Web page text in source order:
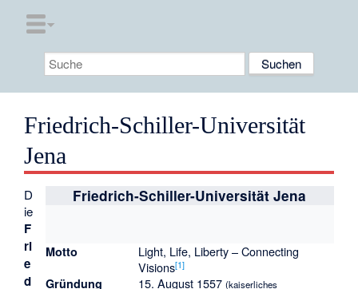
Friedrich-Schiller-Universität
Jena
Friedrich-Schiller-Universität Jena
Motto
Light, Life, Liberty – Connecting
Visions[1]
Gründung 15. August 1557 (kaiserliches
D
ie
F
ri
e
d